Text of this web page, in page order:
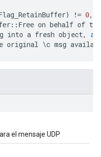
) != 0,
:: Free on behalf of the
into a fresh object,
original \c msg
el mensaje UDP